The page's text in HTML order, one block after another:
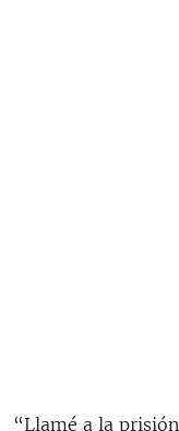
“Llamé a la